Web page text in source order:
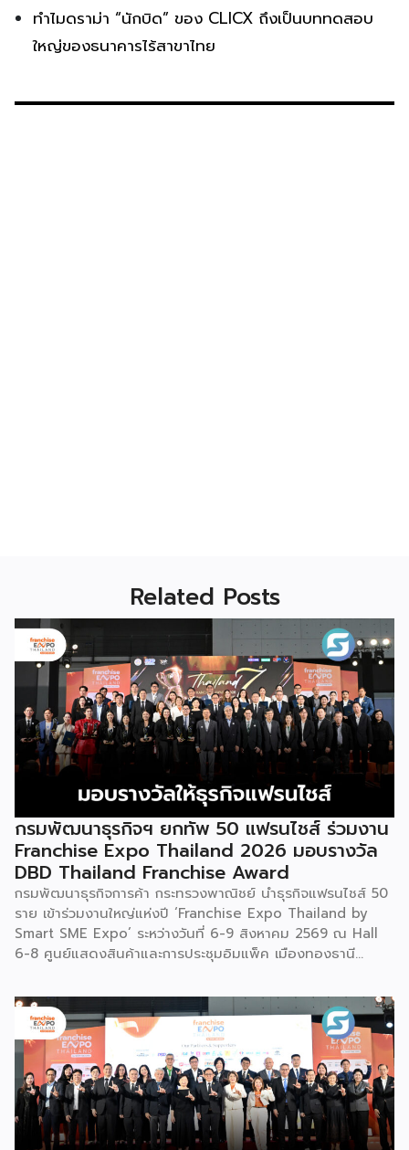
ทำไมดราม่า “นักบิด” ของ CLICX ถึงเป็นบททดสอบ
ใหญ่ของธนาคารไร้สาขาไทย
Related Posts
กรมพัฒนาธุรกิจฯ ยกทัพ 50 แฟรนไชส์ ร่วมงาน
Franchise Expo Thailand 2026 มอบรางวัล
DBD Thailand Franchise Award
กรมพัฒนาธุรกิจการค้า กระทรวงพาณิชย์ นำธุรกิจแฟรนไชส์ 50
ราย เข้าร่วมงานใหญ่แห่งปี ‘Franchise Expo Thailand by
Smart SME Expo’ ระหว่างวันที่ 6-9 สิงหาคม 2569 ณ Hall
6-8 ศูนย์แสดงสินค้าและการประชุมอิมแพ็ค เมืองทองธานี
2026 ให้แก่ผู้ประกอบธุรกิจแฟรนไชส์ที่อยู่ในการส่งเสริมสนับสนุน
ของกรมฯ นายพูนพงษ์ นัยนาภากรณ์ อธิบดีกรมพัฒนาธุรกิจ
การค้า กระทรวงพาณิชย์ เปิดเผยภายหลังเป็นประธานเปิดงาน
“งานแฟรนไชส์ เอ็กซ์โป ไทยแลนด์ บาย สมาร์ท เอสเอ็มอี เอ็กซ์
โป (Franchise Expo Thailand by Smart SME Expo)” ซึ่ง
เป็นงานแสดงธุรกิจแฟรนไชส์ชั้นนำที่จัดขึ้นโดย บริษัท พีเอ็มจี
คอร์ปอเรชัน จำกัด เพื่อยกระดับศักยภาพของผู้ประกอบการและ
เจ้าของธุรกิจที่ต้องการขยายกิจการผ่านระบบแฟรนไชส์ […]